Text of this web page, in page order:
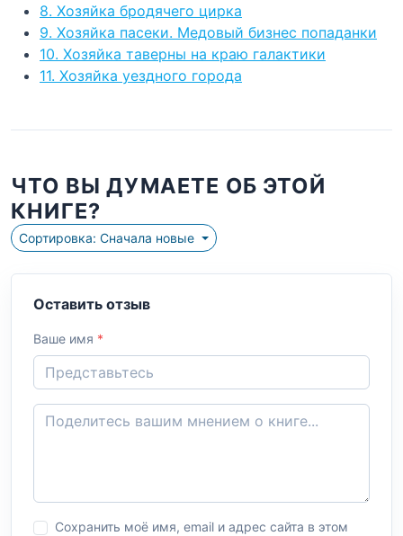
8. Хозяйка бродячего цирка
9. Хозяйка пасеки. Медовый бизнес попаданки
10. Хозяйка таверны на краю галактики
11. Хозяйка уездного города
ЧТО ВЫ ДУМАЕТЕ ОБ ЭТОЙ
КНИГЕ?
Сортировка: Сначала новые
Оставить отзыв
Ваше имя *
Сохранить моё имя, email и адрес сайта в этом